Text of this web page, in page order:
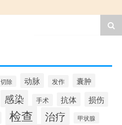
切除 动脉 发作 囊肿
感染 手术 抗体 损伤
检查 治疗 甲状腺